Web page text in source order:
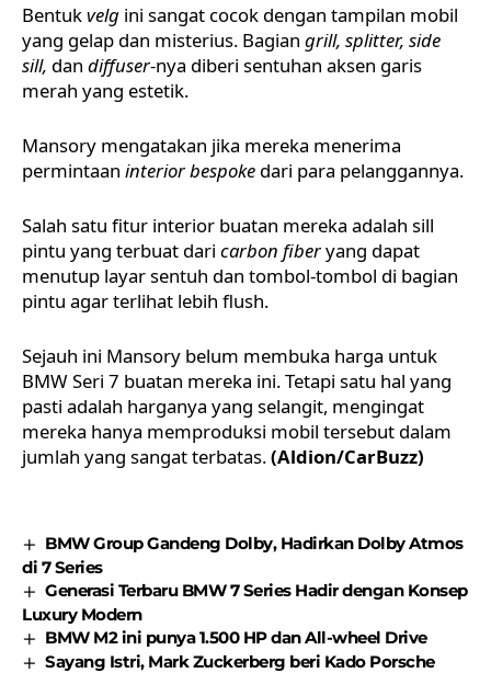
Bentukvelg ini sangat cocok dengan tampilan mobil
yang gelap dan misterius. Bagian grill, splitter, side
sill, dan diffuser-nya diberi sentuhan aksen garis
merah yang estetik.
Mansory mengatakan jika mereka menerima
permintaan interior bespoke dari para pelanggannya.
Salah satu fitur interior buatan mereka adalah sill
pintu yang terbuat dari carbon fiberyang dapat
menutup layar sentuh dan tombol-tombol di bagian
pintu agar terlihat lebih flush.
Sejauh ini Mansory belum membuka harga untuk
BMW Seri 7 buatan mereka ini. Tetapi satu hal yang
pasti adalah harganya yang selangit, mengingat
mereka hanya memproduksi mobil tersebut dalam
jumlah yang sangat terbatas.(Aldion/CarBuzz)
BMW Group Gandeng Dolby, Hadirkan Dolby Atmos
di 7 Series
Generasi Terbaru BMW 7 Series Hadir dengan Konsep
Luxury Modern
BMW M2 ini punya 1.500 HP dan All-wheel Drive
Sayang Istri, Mark Zuckerberg beri Kado Porsche